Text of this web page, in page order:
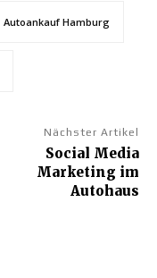
Autoankauf Hamburg
Nächster Artikel
Social Media
Marketing im
Autohaus